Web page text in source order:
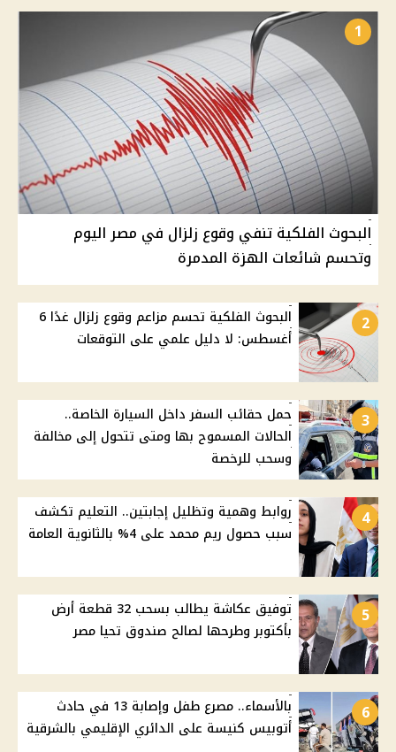
1
البحوث الفلكية تنفي وقوع زلزال في مصر اليوم
وتحسم شائعات الهزة المدمرة
2
البحوث الفلكية تحسم مزاعم وقوع زلزال غدًا 6
أغسطس: لا دليل علمي على التوقعات
3
حمل حقائب السفر داخل السيارة الخاصة..
الحالات المسموح بها ومتى تتحول إلى مخالفة
وسحب للرخصة
4
روابط وهمية وتظليل إجابتين.. التعليم تكشف
سبب حصول ريم محمد على 4% بالثانوية العامة
5
توفيق عكاشة يطالب بسحب 32 قطعة أرض
بأكتوبر وطرحها لصالح صندوق تحيا مصر
6
بالأسماء.. مصرع طفل وإصابة 13 في حادث
أتوبيس كنيسة على الدائري الإقليمي بالشرقية